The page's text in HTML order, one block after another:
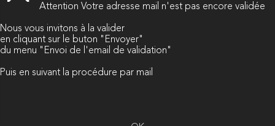
Attention Votre adresse mail n'est pas encore validée
Nous vous invitons à la valider
en cliquant sur le buton "Envoyer"
du menu "Envoi de l'email de validation"
Puis en suivant la procédure par mail